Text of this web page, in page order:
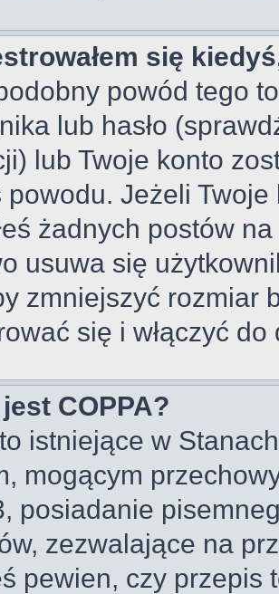
się
powód tego
lub hasło
lub Twoje konto
powodu. Jeżeli
żadnych postów
usuwa się
zmniejszyć rozmiar
się i włączyć
COPPA?
istniejące w
mogącym
posiadanie
zezwalające na
pewien, czy przepis